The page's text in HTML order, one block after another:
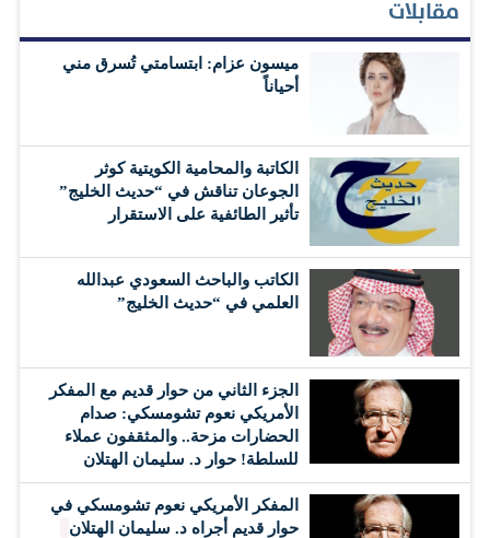
مقابلات
ميسون عزام: ابتسامتي تُسرق مني
أحياناً
الكاتبة والمحامية الكويتية كوثر
الجوعان تناقش في “حديث الخليج”
تأثير الطائفية على الاستقرار
الكاتب والباحث السعودي عبدالله
العلمي في “حديث الخليج”
الجزء الثاني من حوار قديم مع المفكر
الأمريكي نعوم تشومسكي: صدام
الحضارات مزحة.. والمثقفون عملاء
للسلطة! حوار د. سليمان الهتلان
المفكر الأمريكي نعوم تشومسكي في
حوار قديم أجراه د. سليمان الهتلان